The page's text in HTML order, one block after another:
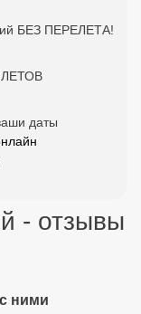
БЕЗ ПЕРЕЛЕТА!
даты
- отзывы
ними